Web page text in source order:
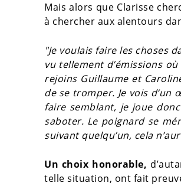
Mais alors que Clarisse
à chercher aux alentours
"Je voulais faire les choses
vu tellement d’émissions
rejoins Guillaume et
de se tromper. Je vois
faire semblant, je joue
saboter. Le poignard se
suivant quelqu’un, cela
Un choix honorable,
telle situation, ont fait